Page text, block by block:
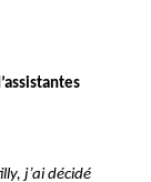
j’ai décidé